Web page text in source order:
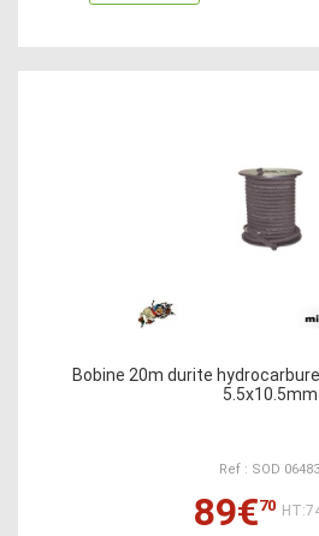
Bobine 20m durite
5.5x10.5mm
Ref : SOD 06483
89€70